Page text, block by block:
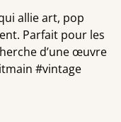
allie art, pop
Parfait pour les
d’une œuvre
#vintage